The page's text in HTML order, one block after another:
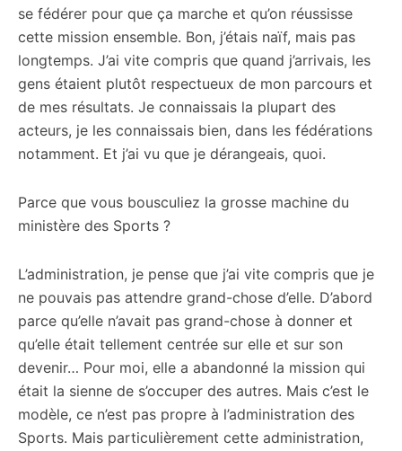
se fédérer pour que ça marche et qu’on réussisse
cette mission ensemble. Bon, j’étais naïf, mais pas
longtemps. J’ai vite compris que quand j’arrivais, les
gens étaient plutôt respectueux de mon parcours et
de mes résultats. Je connaissais la plupart des
acteurs, je les connaissais bien, dans les fédérations
notamment. Et j’ai vu que je dérangeais, quoi.
Parce que vous bousculiez la grosse machine du
ministère des Sports ?
L’administration, je pense que j’ai vite compris que je
ne pouvais pas attendre grand-chose d’elle. D’abord
parce qu’elle n’avait pas grand-chose à donner et
qu’elle était tellement centrée sur elle et sur son
devenir… Pour moi, elle a abandonné la mission qui
était la sienne de s’occuper des autres. Mais c’est le
modèle, ce n’est pas propre à l’administration des
Sports. Mais particulièrement cette administration,